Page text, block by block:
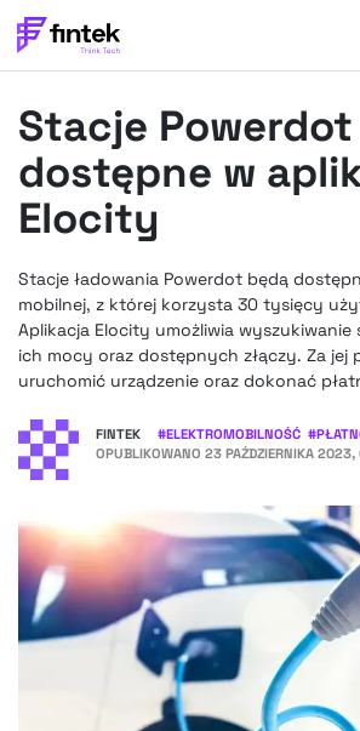
BANKOWOŚĆ
EVENTY
FELIETONY
WYWIADY
PODCASTY
FINTEK EXTRA
OKIEM EKSPERTA
Stacje Powerdot
dostępne w
Elocity
Stacje ładowania Powerdot będą
mobilnej, z której korzysta 30 tysięcy
Aplikacja Elocity umożliwia wyszukiwanie
ich mocy oraz dostępnych złączy. Za jej
uruchomić urządzenie oraz dokonać
FINTEK #ELEKTROMOBILNOŚĆ #
OPUBLIKOWANO 23 PAŹDZIERNIKA